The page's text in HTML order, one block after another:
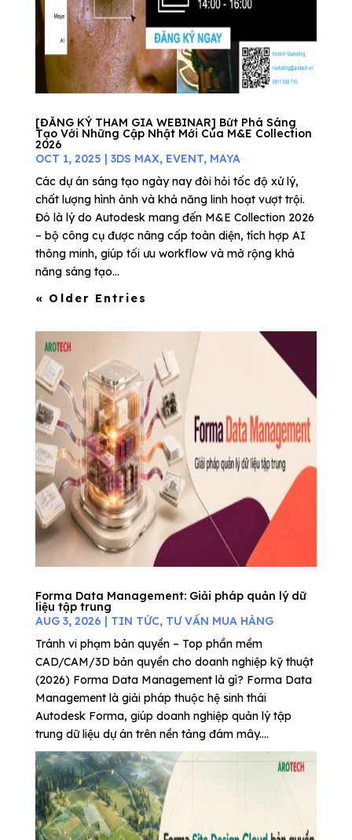
[ĐĂNG KÝ THAM GIA WEBINAR] Bứt Phá Sáng
Tạo Với Những Cập Nhật Mới Của M&E Collection
2026
OCT 1, 2025 | 3DS MAX, EVENT, MAYA
Các dự án sáng tạo ngày nay đòi hỏi tốc độ xử lý,
chất lượng hình ảnh và khả năng linh hoạt vượt trội.
Đó là lý do Autodesk mang đến M&E Collection 2026
– bộ công cụ được nâng cấp toàn diện, tích hợp AI
thông minh, giúp tối ưu workflow và mở rộng khả
năng sáng tạo...
« Older Entries
Forma Data Management: Giải pháp quản lý dữ
liệu tập trung
AUG 3, 2026 | TIN TỨC, TƯ VẤN MUA HÀNG
Tránh vi phạm bản quyền – Top phần mềm
CAD/CAM/3D bản quyền cho doanh nghiệp kỹ thuật
(2026) Forma Data Management là gì? Forma Data
Management là giải pháp thuộc hệ sinh thái
Autodesk Forma, giúp doanh nghiệp quản lý tập
trung dữ liệu dự án trên nền tảng đám mây....